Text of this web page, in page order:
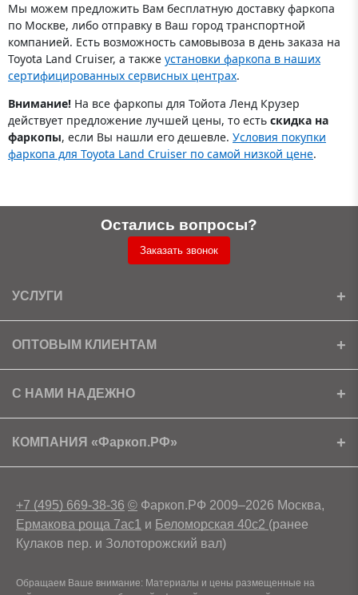
Мы можем предложить Вам бесплатную доставку фаркопа
по Москве, либо отправку в Ваш город транспортной
компанией. Есть возможность самовывоза в день заказа на
Toyota Land Cruiser, а также установки фаркопа в наших
сертифицированных сервисных центрах.
Внимание! На все фаркопы для Тойота Ленд Крузер
действует предложение лучшей цены, то есть скидка на
фаркопы, если Вы нашли его дешевле. Условия покупки
фаркопа для Toyota Land Cruiser по самой низкой цене.
Остались вопросы?
Заказать звонок
УСЛУГИ
Установка
Доставка
ОПТОВЫМ КЛИЕНТАМ
Ищем партнеров
Скачать прайс
С НАМИ НАДЕЖНО
Сертификаты
Условия возврата
КОМПАНИЯ «Фаркоп.РФ»
+7 (495) 669-38-36 © Фаркоп.РФ 2009–2026 Москва,
Ермакова роща 7ас1 и Беломорская 40с2 (ранее
Кулаков пер. и Золоторожский вал)
Обращаем Ваше внимание: Материалы и цены размещенные на